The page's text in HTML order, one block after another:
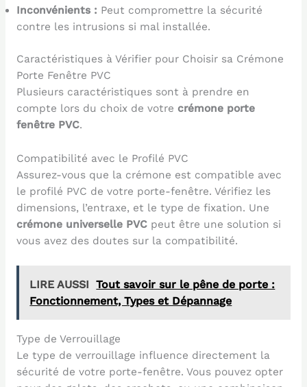
Inconvénients : Peut compromettre la sécurité
contre les intrusions si mal installée.
Caractéristiques à Vérifier pour Choisir sa Crémone
Porte Fenêtre PVC
Plusieurs caractéristiques sont à prendre en
compte lors du choix de votre crémone porte
fenêtre PVC.
Compatibilité avec le Profilé PVC
Assurez-vous que la crémone est compatible avec
le profilé PVC de votre porte-fenêtre. Vérifiez les
dimensions, l’entraxe, et le type de fixation. Une
crémone universelle PVCpeut être une solution si
vous avez des doutes sur la compatibilité.
LIRE AUSSI Tout savoir sur le pêne de porte :
Fonctionnement, Types et Dépannage
Type de Verrouillage
Le type de verrouillage influence directement la
sécurité de votre porte-fenêtre. Vous pouvez opter